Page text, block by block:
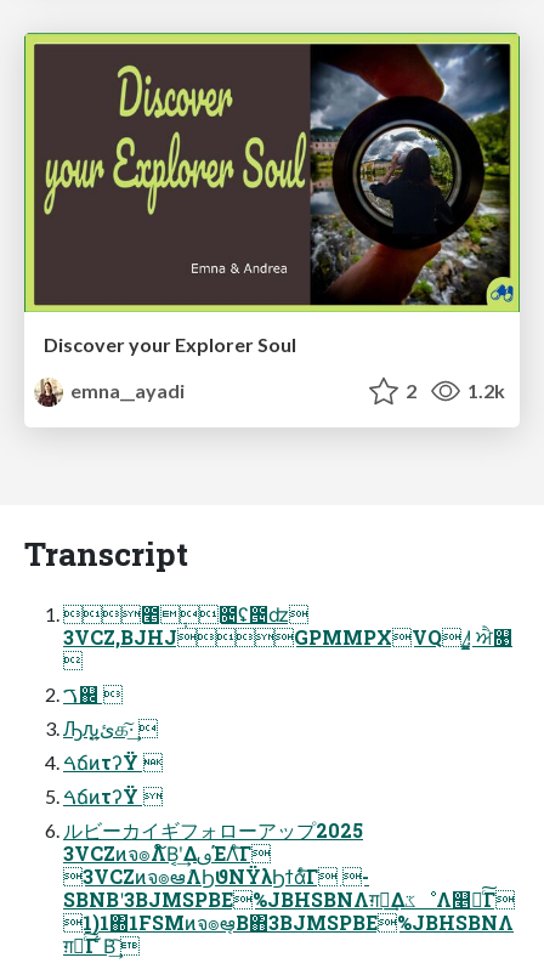
Discover your Explorer Soul
emna__ayadi
2 1.2k
Transcript
೥݄೔ʢ౔ʣ
3VCZ,BJHJGPMMPXVQ !̷͈̳̰ ਐ௙

ࠂ஌ 
Ԡԉ͓ئ͍க͠·͢ 
ࠓճͷτʔΫ 
ࠓճͷτʔΫ 
ルビーカイギフォローアップ2025
3VCZͷจ๏Λ໌Β͔ʹ͢ΔࢼΈΛͨ͠Γ
3VCZͷจ๏ఆٛΛϦϑΝΫλϦϯάͨ͠Γ -
SBNBʹ3BJMSPBE%JBHSBNΛग़ྗ͢ΔػೳΛ௥Ճͨ͠Γ
1)1΍1FSMͷจ๏ఆ͔ٛΒ΋3BJMSPBE%JBHSBNΛ
ग़ྗͨ͠Γ ͋Β͢͡ 